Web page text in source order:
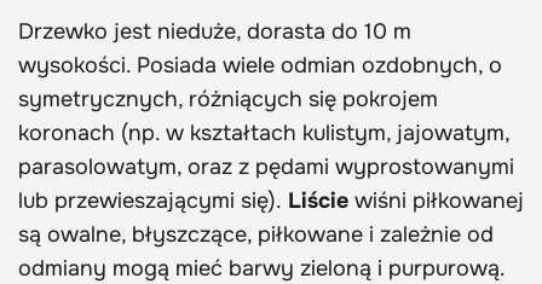
Drzewko jest nieduże, dorasta do 10 m
wysokości. Posiada wiele odmian ozdobnych, o
symetrycznych, różniących się pokrojem
koronach (np. w kształtach kulistym, jajowatym,
parasolowatym, oraz z pędami wyprostowanymi
lub przewieszającymi się). Liście wiśni piłkowanej
są owalne, błyszczące, piłkowane i zależnie od
odmiany mogą mieć barwy zieloną i purpurową.